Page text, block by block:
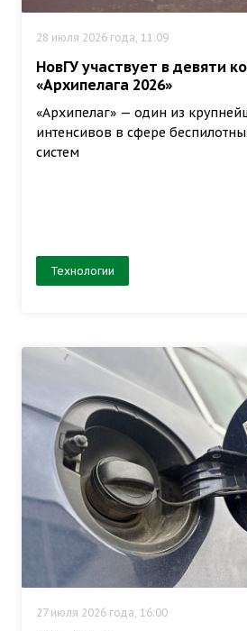
28 июля 2026 года, 11:09
НовГУ участвует в девяти
«Архипелага 2026»
«Архипелаг» — один из
интенсивов в сфере
систем
Технологии
27 июля 2026 года, 16:00